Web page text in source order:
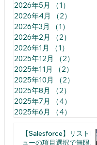
2026年5月
（1）
2026年4月
（2）
2026年3月
（1）
2026年2月
（2）
2026年1月
（1）
2025年12月
（2）
2025年11月
（2）
2025年10月
（2）
2025年8月
（2）
2025年7月
（4）
2025年6月
（4）
【Salesforce】リストビ
ューの項目選択で無限ス